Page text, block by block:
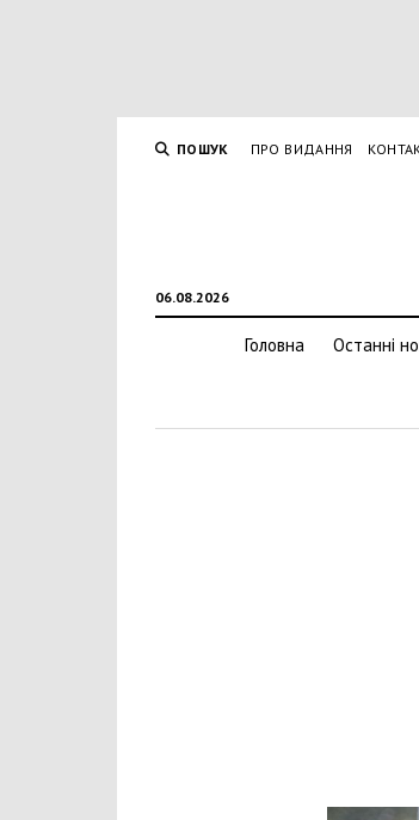
ПОШУК ПРО ВИДАННЯ
06.08.2026
Головна Останні